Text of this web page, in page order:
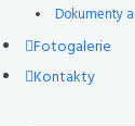
Dokumenty
Fotogalerie
Kontakty